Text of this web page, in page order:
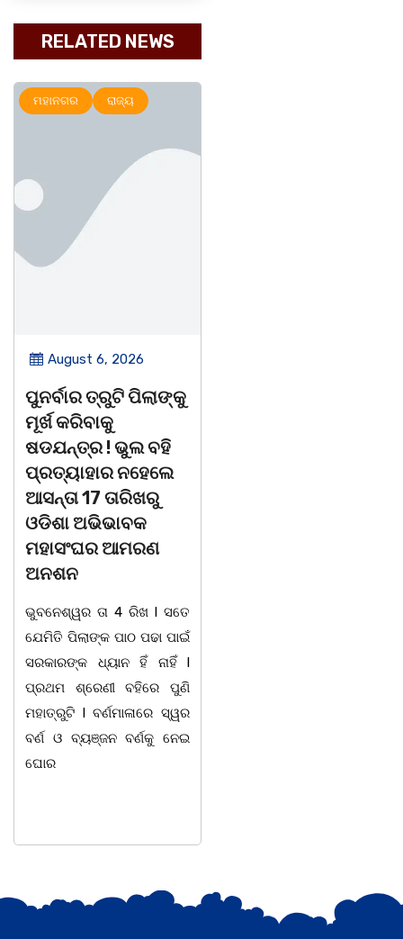
RELATED NEWS
ମହାନଗର ରାଜ୍ୟ
August 6, 2026
ପୁନର୍ବାର ତ୍ରୁଟି ପିଲାଙ୍କୁ
ମୂର୍ଖ କରିବାକୁ
ଷଡଯନ୍ତ୍ର ! ଭୁଲ ବହି
ପ୍ରତ୍ୟାହାର ନହେଲେ
ଆସନ୍ତା 17 ତାରିଖରୁ
ଓଡିଶା ଅଭିଭାବକ
ମହାସଂଘର ଆମରଣ
ଅନଶନ
ଭୁବନେଶ୍ୱର ତା 4 ରିଖ l ସତେ
ଯେମିତି ପିଲାଙ୍କ ପାଠ ପଢା ପାଇଁ
ସରକାରଙ୍କ ଧ୍ୟାନ ହିଁ ନାହିଁ l
ପ୍ରଥମ ଶ୍ରେଣୀ ବହିରେ ପୁଣି
ମହାତ୍ରୁଟି l ବର୍ଣମାଳାରେ ସ୍ୱର
ବର୍ଣ ଓ ବ୍ୟଞ୍ଜନ ବର୍ଣକୁ ନେଇ
ଘୋର